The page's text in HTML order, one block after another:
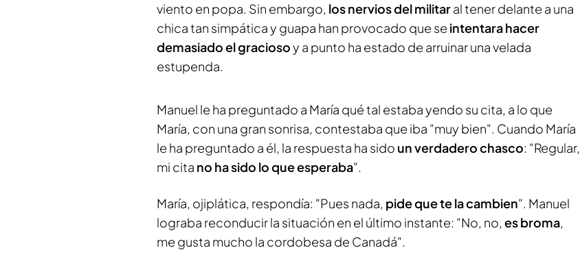
viento en popa. Sin embargo, los nervios del militaral tener delante a una
chica tan simpática y guapa han provocado que se intentara hacer
demasiado el graciosoy a punto ha estado de arruinar una velada
estupenda.
Manuel le ha preguntado a María qué tal estaba yendo su cita, a lo que
María, con una gran sonrisa, contestaba que iba "muy bien". Cuando María
le ha preguntado a él, la respuesta ha sido un verdadero chasco: "Regular,
mi cita no ha sido lo que esperaba".
María, ojiplática, respondía: "Pues nada, pide que te la cambien". Manuel
lograba reconducir la situación en el último instante: "No, no, es broma,
me gusta mucho la cordobesa de Canadá".